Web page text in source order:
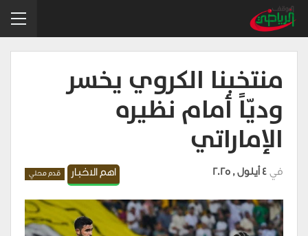
منتخبنا الكروي يخسر
وديّاً أمام نظيره
الإماراتي
اهم الاخبار قدم محلي في 4 أيلول , 2025